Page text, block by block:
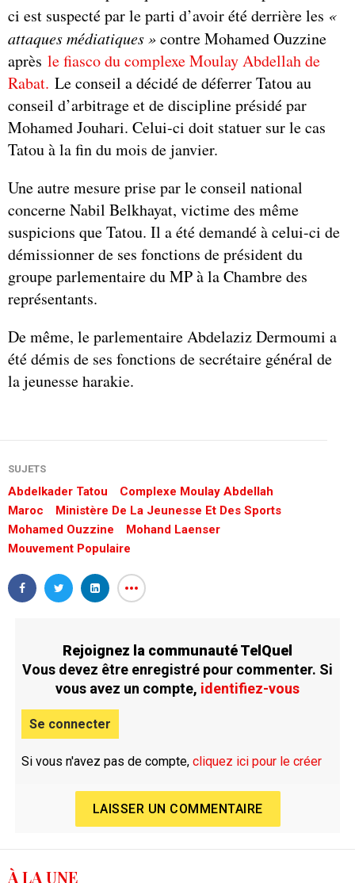
ci est suspecté par le parti d’avoir été derrière les «
attaques médiatiques»contre Mohamed Ouzzine
après le fiasco du complexe Moulay Abdellah de
Rabat. Le conseil a décidé de déferrer Tatou au
conseil d’arbitrage et de discipline présidé par
Mohamed Jouhari. Celui-ci doit statuer sur le cas
Tatou à la fin du mois de janvier.
Une autre mesure prise par le conseil national
concerne Nabil Belkhayat, victime des même
suspicions que Tatou. Il a été demandé à celui-ci de
démissionner de ses fonctions de président du
groupe parlementaire du MP à la Chambre des
représentants.
De même, le parlementaire Abdelaziz Dermoumi a
été démis de ses fonctions de secrétaire général de
la jeunesse harakie.
SUJETS
Abdelkader Tatou
Complexe Moulay Abdellah
Maroc
Ministère De La Jeunesse Et Des Sports
Mohamed Ouzzine
Mohand Laenser
Mouvement Populaire
Rejoignez la communauté TelQuel
Vous devez être enregistré pour commenter. Si
vous avez un compte, identifiez-vous
Se connecter
Si vous n'avez pas de compte, cliquez ici pour le créer
LAISSER UN COMMENTAIRE
À LA UNE